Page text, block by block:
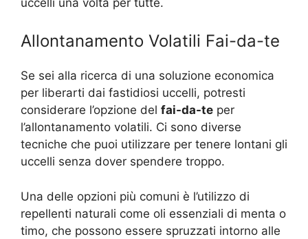
Allontanamento Volatili Fai-da-te
Se sei alla ricerca di una soluzione economica
per liberarti dai fastidiosi uccelli, potresti
considerare l’opzione del fai-da-te per
l’allontanamento volatili. Ci sono diverse
tecniche che puoi utilizzare per tenere lontani gli
uccelli senza dover spendere troppo.
Una delle opzioni più comuni è l’utilizzo di
repellenti naturali come oli essenziali di menta o
timo, che possono essere spruzzati intorno alle